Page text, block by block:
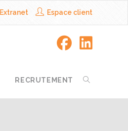
Extranet Espace client
RECRUTEMENT